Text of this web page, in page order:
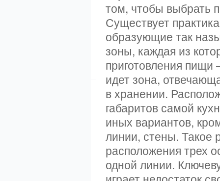
том, чтобы выбрать
Существует
образующие так
зоны, каждая из
приготовления пищи
идет зона,
в хранении.
габаритов самой
иных вариантов,
линии, стены. Такое
расположения трех
одной линии.